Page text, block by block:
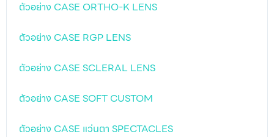
ตัวอย่าง CASE ORTHO-K LENS
ตัวอย่าง CASE RGP LENS
ตัวอย่าง CASE SCLERAL LENS
ตัวอย่าง CASE SOFT CUSTOM
ตัวอย่าง CASE แว่นตา SPECTACLES